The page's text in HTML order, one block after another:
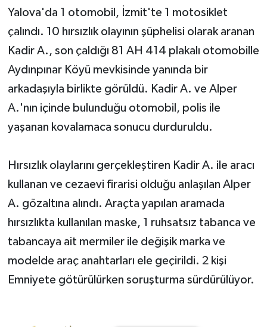
Yalova'da 1 otomobil, İzmit'te 1 motosiklet
çalındı. 10 hırsızlık olayının şüphelisi olarak aranan
Kadir A., son çaldığı 81 AH 414 plakalı otomobille
Aydınpınar Köyü mevkisinde yanında bir
arkadaşıyla birlikte görüldü. Kadir A. ve Alper
A.'nın içinde bulunduğu otomobil, polis ile
yaşanan kovalamaca sonucu durduruldu.
Hırsızlık olaylarını gerçekleştiren Kadir A. ile aracı
kullanan ve cezaevi firarisi olduğu anlaşılan Alper
A. gözaltına alındı. Araçta yapılan aramada
hırsızlıkta kullanılan maske, 1 ruhsatsız tabanca ve
tabancaya ait mermiler ile değişik marka ve
modelde araç anahtarları ele geçirildi. 2 kişi
Emniyete götürülürken soruşturma sürdürülüyor.